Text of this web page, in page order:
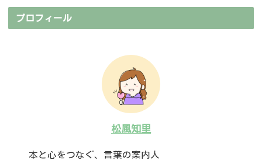
プロフィール
松風知里
本と心をつなぐ、言葉の案内人